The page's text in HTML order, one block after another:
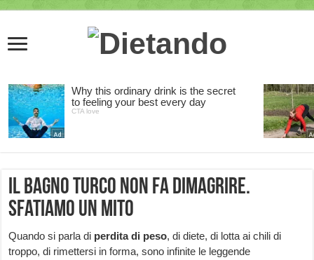
Il bagno turco non fa dimagrire.
Sfatiamo un mito
Quando si parla di perdita di peso, di diete, di lotta ai chili di
troppo, di rimettersi in forma, sono infinite le leggende